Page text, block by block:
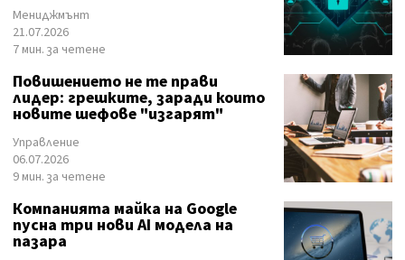
Мениджмънт
21.07.2026
7 мин. за четене
Повишението не те прави
лидер: грешките, заради които
новите шефове "изгарят"
Управление
06.07.2026
9 мин. за четене
Компанията майка на Google
пусна три нови AI модела на
пазара